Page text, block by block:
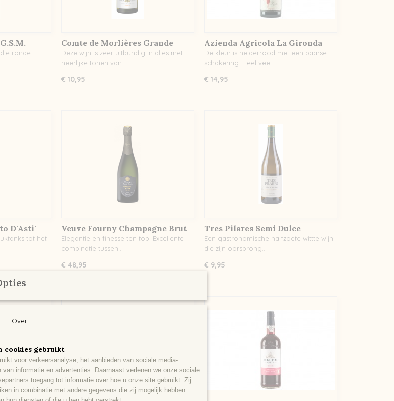
ronde
Comte de Morlières Grande
Reserve Viognier
Deze wijn is zeer uitbundig in alles met
heerlijke tonen van…
€ 10,95
Azienda Agricola La Gironda
Barbera D'Asti La Lippa DOCG
De kleur is helderrood met een paarse
schakering. Heel veel…
€ 14,95
D'Asti'
tot het
Veuve Fourny Champagne Brut
Grands Terroirs Premier Cru
Elegantie en finesse ten top. Excellente
combinatie tussen…
€ 48,95
Tres Pilares Semi Dulce
Een gastronomische halfzoete wittte wijn
die zijn oorsprong…
€ 9,95
Over
cookies gebruikt
voor verkeersanalyse, het aanbieden van sociale media-
informatie en advertenties. Daarnaast verlenen we onze sociale
toegang tot informatie over hoe u onze site gebruikt. Zij
in combinatie met andere gegevens die zij mogelijk hebben